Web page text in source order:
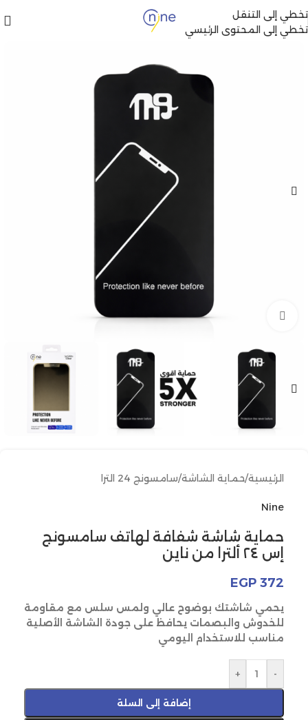
تخطي إلى التنقل
تخطي إلى المحتوى الرئيسي
الرئيسية/حماية الشاشة/سامسونج 24 الترا
Nine
حماية شاشة شفافة لهاتف سامسونج
إس ٢٤ ألترا من ناين
EGP 372
يحمي شاشتك بوضوح عالي ولمس سلس مع مقاومة
للخدوش والبصمات يحافظ على جودة الشاشة الأصلية
مناسب للاستخدام اليومي
-
+
إضافة إلى السلة